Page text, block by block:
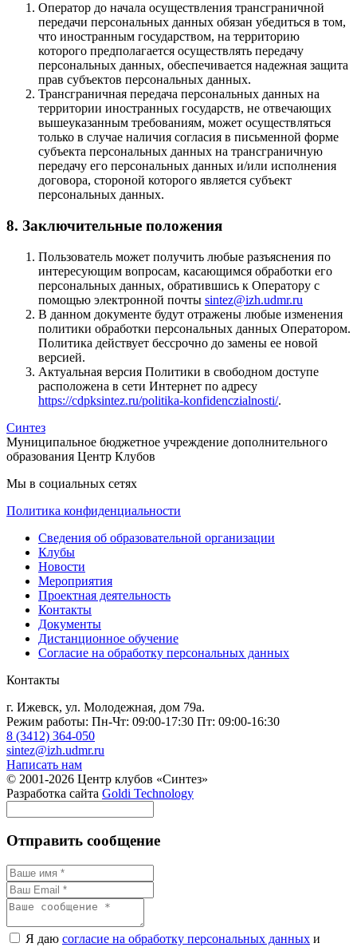
Оператор до начала осуществления трансграничной
передачи персональных данных обязан убедиться в том,
что иностранным государством, на территорию
которого предполагается осуществлять передачу
персональных данных, обеспечивается надежная защита
прав субъектов персональных данных.
Трансграничная передача персональных данных на
территории иностранных государств, не отвечающих
вышеуказанным требованиям, может осуществляться
только в случае наличия согласия в письменной форме
субъекта персональных данных на трансграничную
передачу его персональных данных и/или исполнения
договора, стороной которого является субъект
персональных данных.
8. Заключительные положения
Пользователь может получить любые разъяснения по
интересующим вопросам, касающимся обработки его
персональных данных, обратившись к Оператору с
помощью электронной почты sintez@izh.udmr.ru
В данном документе будут отражены любые изменения
политики обработки персональных данных Оператором.
Политика действует бессрочно до замены ее новой
версией.
Актуальная версия Политики в свободном доступе
расположена в сети Интернет по адресу
https://cdpksintez.ru/politika-konfidenczialnosti/.
Синтез
Муниципальное бюджетное учреждение дополнительного
образования Центр Клубов
Мы в социальных сетях
Политика конфиденциальности
Сведения об образовательной организации
Клубы
Новости
Мероприятия
Проектная деятельность
Контакты
Документы
Дистанционное обучение
Согласие на обработку персональных данных
Контакты
г. Ижевск, ул. Молодежная, дом 79а.
Режим работы: Пн-Чт: 09:00-17:30 Пт: 09:00-16:30
8 (3412) 364-050
sintez@izh.udmr.ru
Написать нам
© 2001-2026 Центр клубов «Синтез»
Разработка сайта Goldi Technology
Отправить сообщение
Я даю согласие на обработку персональных данных и